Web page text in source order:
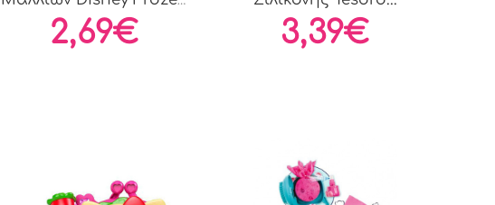
2 με...
2,69€ 3,39€